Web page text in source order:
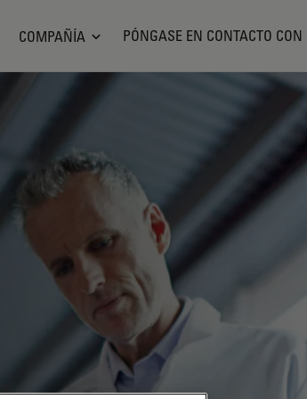
COMPAÑÍA PÓNGASE EN CONTACTO CON